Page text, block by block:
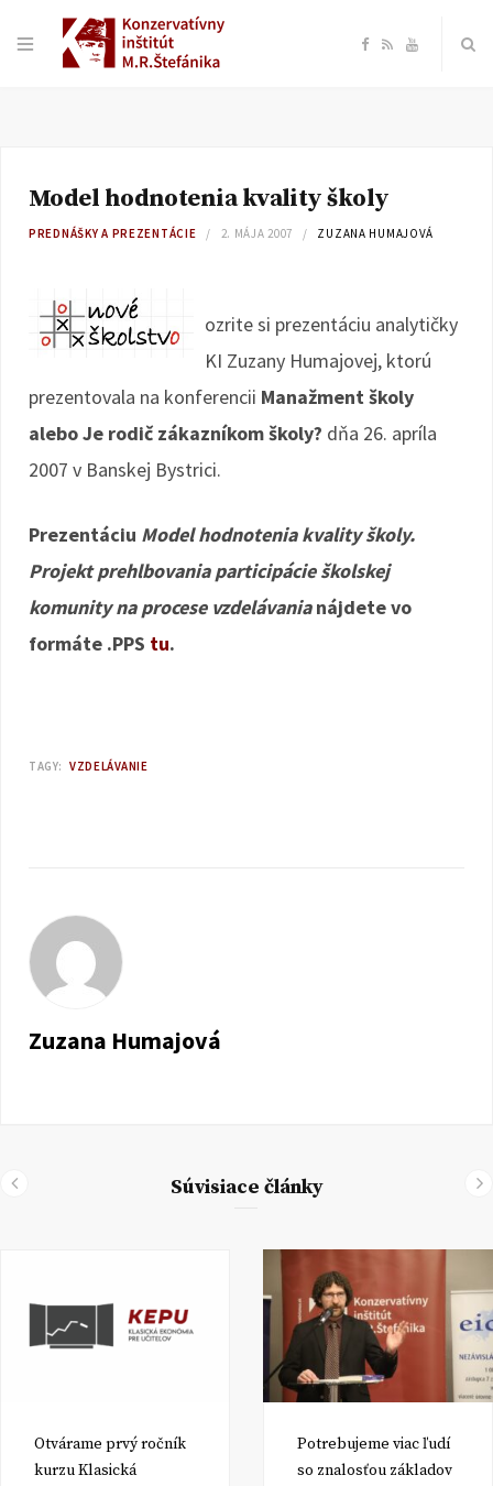
F
e
o
o
k
R Y
b
e
Model hodnotenia kvality školy
PREDNÁŠKY A PREZENTÁCIE 2. MÁJA 2007 ZUZANA HUMAJOVÁ
ozrite si prezentáciu analytičky
KI Zuzany Humajovej, ktorú
prezentovala na konferencii Manažment školy
alebo Je rodič zákazníkom školy? dňa 26. apríla
2007 v Banskej Bystrici.
Prezentáciu Model hodnotenia kvality školy.
Projekt prehlbovania participácie školskej
komunity na procese vzdelávanianájdete vo
formáte .PPS tu.
TAGY: VZDELÁVANIE
Zuzana Humajová
Súvisiace články
Otvárame prvý ročník
kurzu Klasická
Potrebujeme viac ľudí
so znalosťou základov